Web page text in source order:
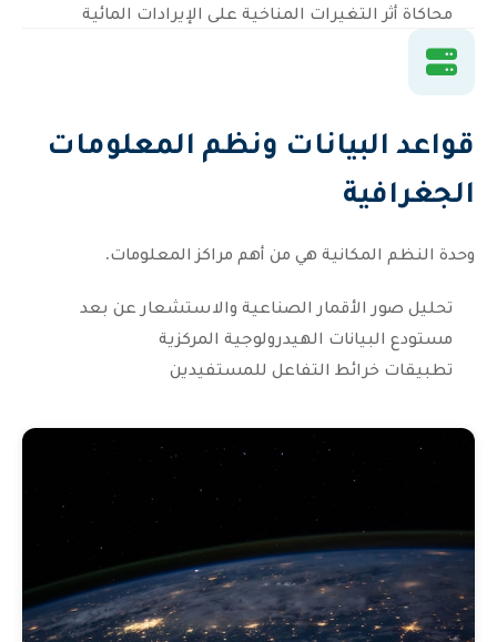
محاكاة أثر التغيرات المناخية على الإيرادات المائية
قواعد البيانات ونظم المعلومات
الجغرافية
وحدة النظم المكانية هي من أهم مراكز المعلومات.
تحليل صور الأقمار الصناعية والاستشعار عن بعد
مستودع البيانات الهيدرولوجية المركزية
تطبيقات خرائط التفاعل للمستفيدين